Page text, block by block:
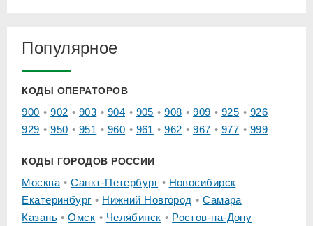
Популярное
КОДЫ ОПЕРАТОРОВ
900 902 903 904 905 908 909 925
926
929
950 951 960 961 962 967 977 999
КОДЫ ГОРОДОВ РОССИИ
Москва Санкт-Петербург
Новосибирск
Екатеринбург
Нижний Новгород
Самара
Казань
Омск Челябинск
Ростов-на-Дону